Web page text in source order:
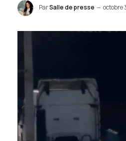
ParSalle de presse octobre